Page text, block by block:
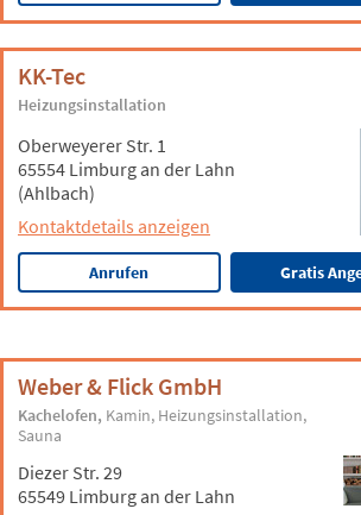
KK-Tec
Heizungsinstallation
Oberweyerer Str. 1
65554 Limburg an der Lahn
(Ahlbach)
Kontaktdetails anzeigen
Anrufen Gratis
Weber & Flick GmbH
Kachelofen Kamin Heizungsinstallation
Sauna
Diezer Str. 29
65549 Limburg an der Lahn